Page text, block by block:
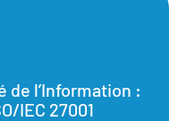
de l’Information :
IEC 27001